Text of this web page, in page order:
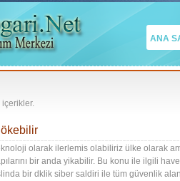
ANA
içerikler.
olarak ilerlemis olabiliriz ülke olarak
bir anda yikabilir. Bu konu ile ilgili
bir dklik siber saldiri ile tüm güvenlik